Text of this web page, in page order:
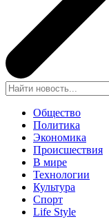
Общество
Политика
Экономика
Происшествия
В мире
Технологии
Культура
Спорт
Life Style